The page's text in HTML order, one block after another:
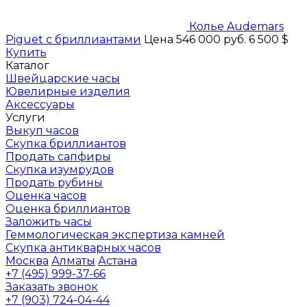
Колье Audemars
Piguet с бриллиантами Цена 546 000 руб. 6 500 $
Купить
Каталог
Швейцарские часы
Ювелирные изделия
Аксессуары
Услуги
Выкуп часов
Скупка бриллиантов
Продать сапфиры
Скупка изумрудов
Продать рубины
Оценка часов
Оценка бриллиантов
Заложить часы
Геммологическая экспертиза камней
Скупка антикварных часов
Москва Алматы Астана
+7 (495) 999-37-66
Заказать звонок
+7 (903) 724-04-44